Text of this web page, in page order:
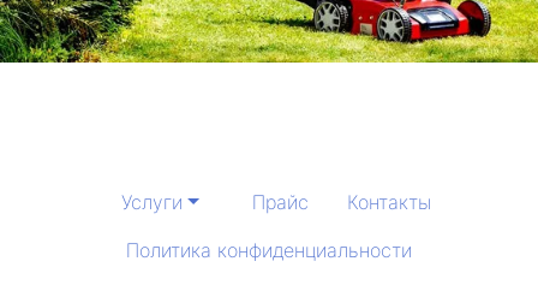
Услуги Прайс
Контакты
Политика конфиденциальности